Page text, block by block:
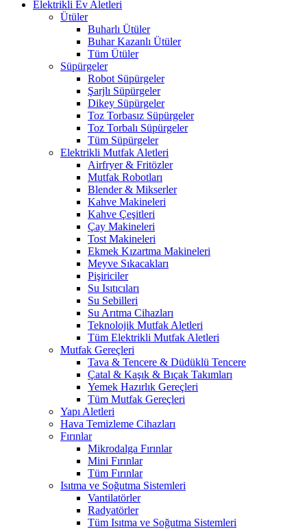
Elektrikli Ev Aletleri
Ütüler
Buharlı Ütüler
Buhar Kazanlı Ütüler
Tüm Ütüler
Süpürgeler
Robot Süpürgeler
Şarjlı Süpürgeler
Dikey Süpürgeler
Toz Torbasız Süpürgeler
Toz Torbalı Süpürgeler
Tüm Süpürgeler
Elektrikli Mutfak Aletleri
Airfryer & Fritözler
Mutfak Robotları
Blender & Mikserler
Kahve Makineleri
Kahve Çeşitleri
Çay Makineleri
Tost Makineleri
Ekmek Kızartma Makineleri
Meyve Sıkacakları
Pişiriciler
Su Isıtıcıları
Su Sebilleri
Su Arıtma Cihazları
Teknolojik Mutfak Aletleri
Tüm Elektrikli Mutfak Aletleri
Mutfak Gereçleri
Tava & Tencere & Düdüklü Tencere
Çatal & Kaşık & Bıçak Takımları
Yemek Hazırlık Gereçleri
Tüm Mutfak Gereçleri
Yapı Aletleri
Hava Temizleme Cihazları
Fırınlar
Mikrodalga Fırınlar
Mini Fırınlar
Tüm Fırınlar
Isıtma ve Soğutma Sistemleri
Vantilatörler
Radyatörler
Tüm Isıtma ve Soğutma Sistemleri